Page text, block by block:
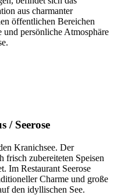
aus charmanter
öffentlichen Bereichen
und persönliche Atmosphäre
/ Seerose
Kranichsee. Der
frisch zubereiteten Speisen
Im Restaurant Seerose
Charme und große
den idyllischen See.